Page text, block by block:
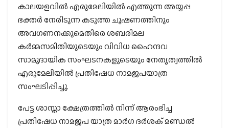
കാലയളവില്‍ എരുമേലിയില്‍ എത്തുന്ന അയ്യപ്പ
ഭക്തര്‍ നേരിടുന്ന കടുത്ത ചൂഷണത്തിനും
അവഗണനക്കുമെതിരെ ശബരിമല
കര്‍മ്മസമിതിയുടെയും വിവിധ ഹൈന്ദവ
സാമുദായിക സംഘടനകളുടെയും നേതൃത്വത്തില്‍
എരുമേലിയില്‍ പ്രതിഷേധ നാമജപയാത്ര
സംഘടിപ്പിച്ചു.
പേട്ട ശാസ്താ ക്ഷേത്രത്തില്‍ നിന്ന് ആരംഭിച്ച
പ്രതിഷേധ നാമജപ യാത്ര മാര്‍ഗ ദര്‍ശക് മണ്ഡല്‍